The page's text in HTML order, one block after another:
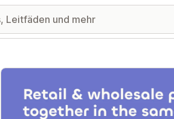
Vorgestellte Bildergalerie